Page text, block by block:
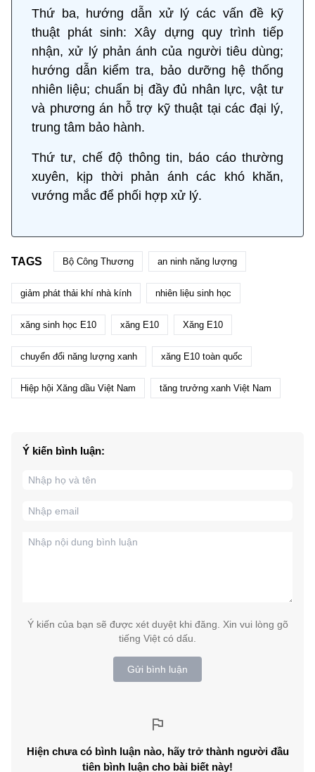
Thứ ba, hướng dẫn xử lý các vấn đề kỹ
thuật phát sinh: Xây dựng quy trình tiếp
nhận, xử lý phản ánh của người tiêu dùng;
hướng dẫn kiểm tra, bảo dưỡng hệ thống
nhiên liệu; chuẩn bị đầy đủ nhân lực, vật tư
và phương án hỗ trợ kỹ thuật tại các đại lý,
trung tâm bảo hành.
Thứ tư, chế độ thông tin, báo cáo thường
xuyên, kịp thời phản ánh các khó khăn,
vướng mắc để phối hợp xử lý.
TAGS Bộ Công Thương an ninh năng lượng
giảm phát thải khí nhà kính nhiên liệu sinh học
xăng sinh học E10 xăng E10 Xăng E10
chuyển đổi năng lượng xanh xăng E10 toàn quốc
Hiệp hội Xăng dầu Việt Nam tăng trưởng xanh Việt Nam
Ý kiến bình luận:
Ý kiến của bạn sẽ được xét duyệt khi đăng. Xin vui lòng gõ
tiếng Việt có dấu.
Gửi bình luận
Hiện chưa có bình luận nào, hãy trở thành người đầu
tiên bình luận cho bài biết này!